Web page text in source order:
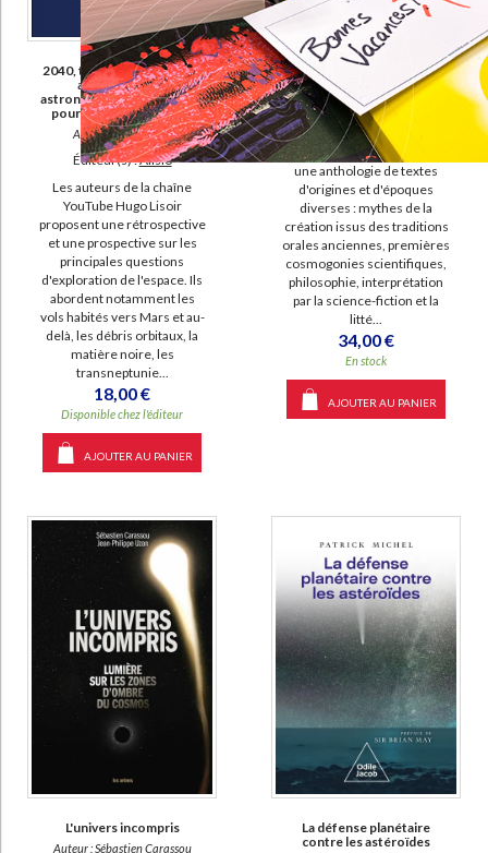
2040, tous dans l'espace ? :
astrophysique,
astronautique : ce que vous
pourrez voir d'ici 20 ans
Auteur :Hugo Lisoir
Éditeur(s) :Alisio
Les auteurs de la chaîne
YouTube Hugo Lisoir
proposent une rétrospective
et une prospective sur les
principales questions
d'exploration de l'espace. Ils
abordent notamment les
vols habités vers Mars et au-
delà, les débris orbitaux, la
matière noire, les
transneptunie...
18,00 €
Disponible chez l'éditeur
AJOUTER AU PANIER
Les origines du monde
Auteur : Jean-Pierre Luminet
Éditeur(s) :Bouquins
Une découverte des
origines du monde à travers
une anthologie de textes
d'origines et d'époques
diverses : mythes de la
création issus des traditions
orales anciennes, premières
cosmogonies scientifiques,
philosophie, interprétation
par la science-fiction et la
litté...
34,00 €
En stock
AJOUTER AU PANIER
L'univers incompris
Auteur :Sébastien Carassou
La défense planétaire
contre les astéroïdes